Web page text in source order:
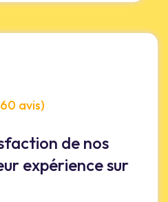
avis)
de nos
expérience sur